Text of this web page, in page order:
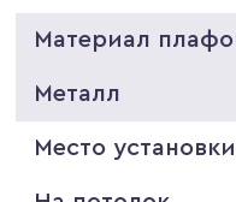
Материал
Металл
Место